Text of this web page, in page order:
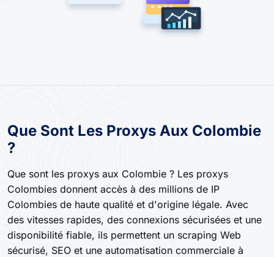
Que Sont Les Proxys Aux Colombie
?
Que sont les proxys aux Colombie ? Les proxys
Colombies donnent accès à des millions de IP
Colombies de haute qualité et d'origine légale. Avec
des vitesses rapides, des connexions sécurisées et une
disponibilité fiable, ils permettent un scraping Web
sécurisé, SEO et une automatisation commerciale à